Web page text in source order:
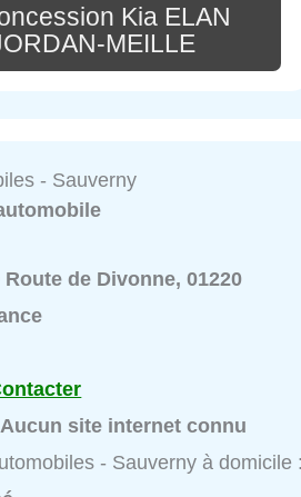
Kia ELAN
MEILLE
- Sauverny
Route de Divonne, 01220
Aucun site internet connu
- Sauverny à domicile :